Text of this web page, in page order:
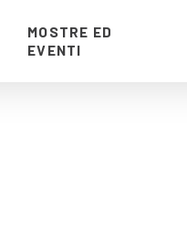
MOSTRE ED
EVENTI